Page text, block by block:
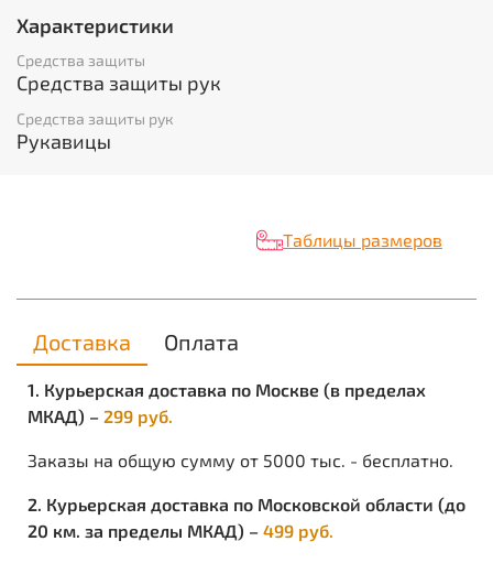
Сырье: Х/б ткань, латекс
Защитные свойства: от истирания, от проколов
и порезов, от нефтяных масел, от щелочей
Характеристики
Характеристики
Средства защиты
Средства защиты рук
Средства защиты рук
Рукавицы
Таблицы размеров
Доставка Оплата
1. Курьерская доставка по Москве (в пределах
МКАД) – 299 руб.
Заказы на общую сумму от 5000 тыс. - бесплатно.
2. Курьерская доставка по Московской области (до
20 км. за пределы МКАД) – 499 руб.